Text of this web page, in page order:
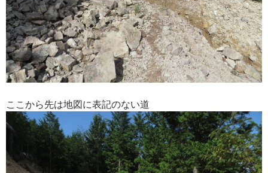
ここから先は地図に表記のない道